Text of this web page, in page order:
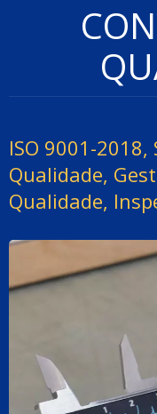
ISO 9001-
Qualidade,
Qualidade,